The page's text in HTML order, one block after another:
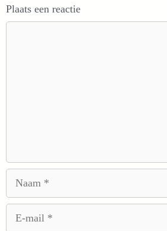
Plaats een reactie